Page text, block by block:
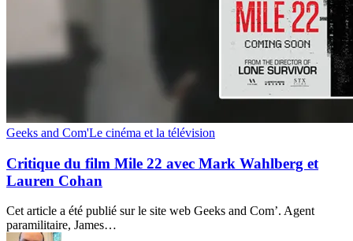
Critique
film
Mile
22
Mark
Wahlberg
Geeks and Com'Le cinéma et la télévision
Critique du film Mile 22 avec Mark Wahlberg et
Lauren Cohan
Cet article a été publié sur le site web Geeks and Com’. Agent
paramilitaire, James…